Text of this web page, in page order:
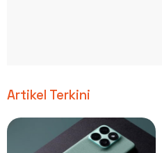
Artikel Terkini